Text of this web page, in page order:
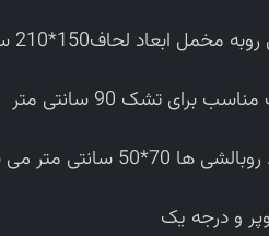
لحاف150*210 سانتی متر می باشد.
تشک 90 سانتی متر
و درجه یک